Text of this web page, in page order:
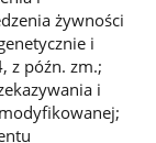
żywności
i
z późn. zm.;
i